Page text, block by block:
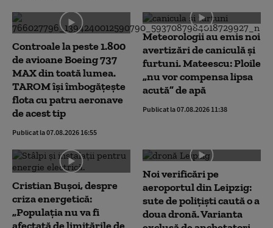
Controale la peste 1.800
de avioane Boeing 737
MAX din toată lumea.
TAROM își îmbogățește
flota cu patru aeronave
de acest tip
Publicat la 07.08.2026 16:55
Meteorologii au emis noi
avertizări de caniculă și
furtuni. Mateescu: Ploile
„nu vor compensa lipsa
acută” de apă
Publicat la 07.08.2026 11:38
Cristian Bușoi, despre
criza energetică:
„Populația nu va fi
afectată de limitările de
Noi verificări pe
aeroportul din Leipzig:
sute de polițiști caută o a
doua dronă. Varianta